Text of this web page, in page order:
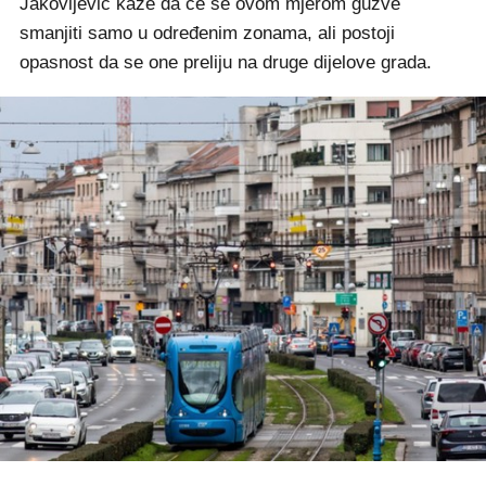
smanjiti samo u određenim zonama, ali postoji
opasnost da se one preliju na druge dijelove grada.